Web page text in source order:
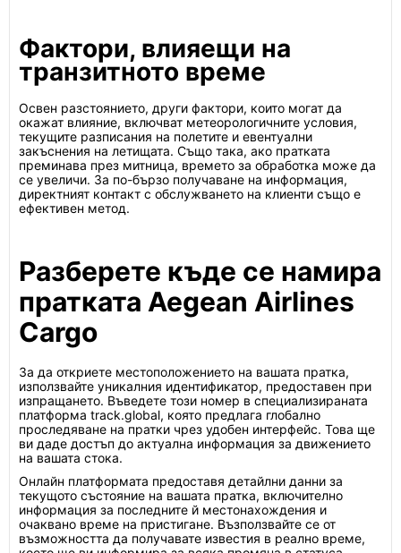
Фактори, влияещи на
транзитното време
Освен разстоянието, други фактори, които могат да
окажат влияние, включват метеорологичните условия,
текущите разписания на полетите и евентуални
закъснения на летищата. Също така, ако пратката
преминава през митница, времето за обработка може да
се увеличи. За по-бързо получаване на информация,
директният контакт с обслужването на клиенти също е
ефективен метод.
Разберете къде се намира
пратката Aegean Airlines
Cargo
За да откриете местоположението на вашата пратка,
използвайте уникалния идентификатор, предоставен при
изпращането. Въведете този номер в специализираната
платформа track.global, която предлага глобално
проследяване на пратки чрез удобен интерфейс. Това ще
ви даде достъп до актуална информация за движението
на вашата стока.
Онлайн платформата предоставя детайлни данни за
текущото състояние на вашата пратка, включително
информация за последните й местонахождения и
очаквано време на пристигане. Възползвайте се от
възможността да получавате известия в реално време,